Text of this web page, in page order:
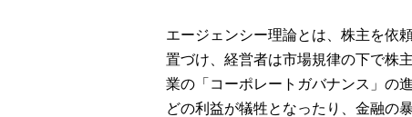
エージェンシー理論とは、株主を依
置づけ、経営者は市場規律の下で株
業の「コーポレートガバナンス」の
どの利益が犠牲となったり、金融の